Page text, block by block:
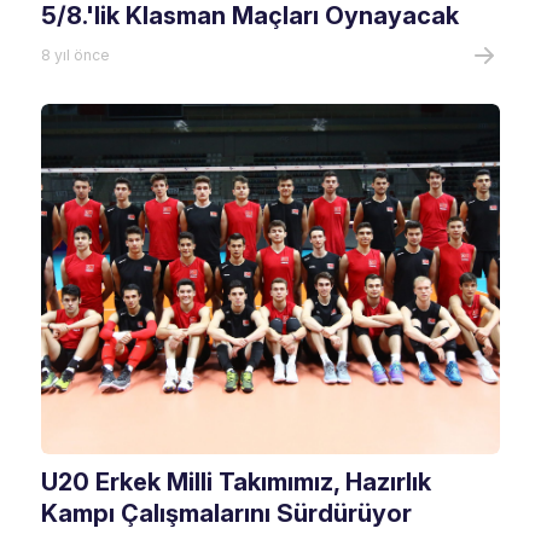
5/8.'lik Klasman Maçları Oynayacak
8 yıl önce
U20 Erkek Milli Takımımız, Hazırlık
Kampı Çalışmalarını Sürdürüyor